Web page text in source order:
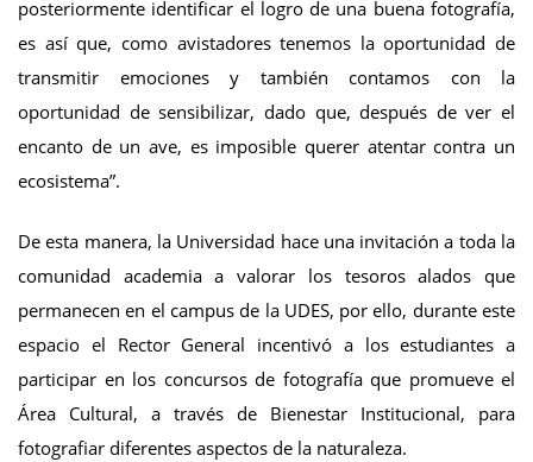
posteriormente identificar el logro de una buena fotografía,
es así que, como avistadores tenemos la oportunidad de
transmitir emociones y también contamos con la
oportunidad de sensibilizar, dado que, después de ver el
encanto de un ave, es imposible querer atentar contra un
ecosistema”.
De esta manera, la Universidad hace una invitación a toda la
comunidad academia a valorar los tesoros alados que
permanecen en el campus de la UDES, por ello, durante este
espacio el Rector General incentivó a los estudiantes a
participar en los concursos de fotografía que promueve el
Área Cultural, a través de Bienestar Institucional, para
fotografiar diferentes aspectos de la naturaleza.